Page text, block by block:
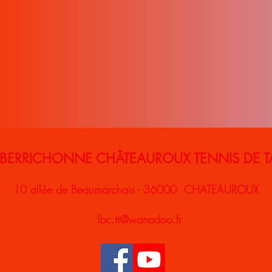
CHÂTEAUROUX TENNIS DE
10 allée de Beaumarchais - 36000 CHATEAUROUX
lbc.tt@wanadoo.fr